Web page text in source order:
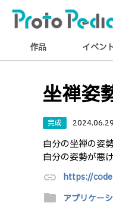
作品 イベン
坐禅姿
完成
自分の坐禅の姿
自分の姿勢が悪
link https://
folder アプリケー